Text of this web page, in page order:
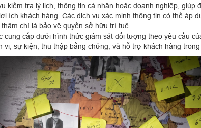
kiểm tra lý lịch, thông tin cá nhân hoặc doanh nghiệp, giúp
ích khách hàng. Các dịch vụ xác minh thông tin có thể áp
chí là bảo vệ quyền sở hữu trí tuệ.
cung cấp dưới hình thức giám sát đối tượng theo yêu cầu
sự kiện, thu thập bằng chứng, và hỗ trợ khách hàng trong